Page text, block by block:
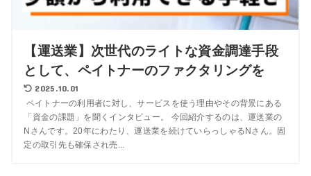
【運送業】次世代のライトな資金調達手段
として、ペイトナーのファクタリングを
2025.10.01
ペイトナーの利用者に対し、サービスを使う理由やその背景にある
「資金の課題」を聞くインタビュー。 今回紹介するのは、運送業の
Nさんです。20年にわたり、運送業を続けていらっしゃるNさん。固
定の取引先も確保され売...